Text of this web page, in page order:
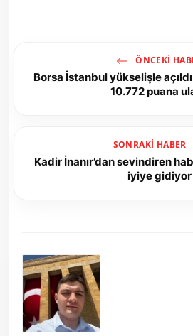
ÖNCEKI
Borsa İstanbul yükselişle
10.772 puana
SONRAKI HABER
Kadir İnanır’dan sevindiren
iyiye gidiyor